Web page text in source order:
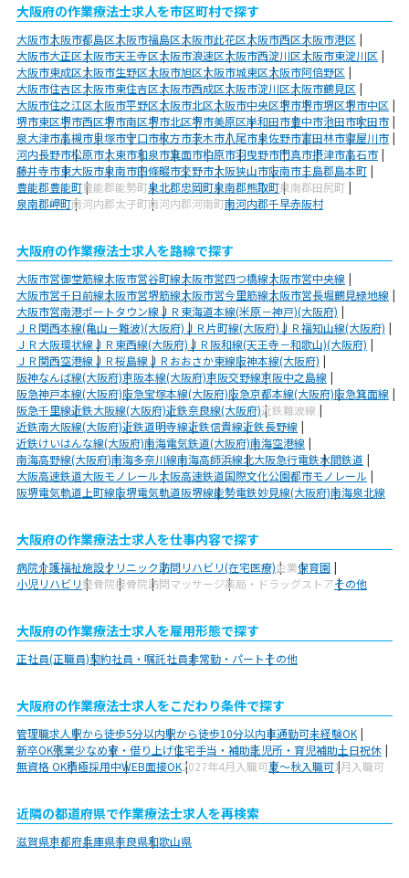
大阪府の作業療法士求人を市区町村で探す
大阪市大阪市都島区大阪市福島区大阪市此花区大阪市西区大阪市港区
大阪市大正区大阪市天王寺区大阪市浪速区大阪市西淀川区大阪市東淀川区
大阪市東成区大阪市生野区大阪市旭区大阪市城東区大阪市阿倍野区
大阪市住吉区大阪市東住吉区大阪市西成区大阪市淀川区大阪市鶴見区
大阪市住之江区大阪市平野区大阪市北区大阪市中央区堺市堺市堺区堺市中区
堺市東区堺市西区堺市南区堺市北区堺市美原区岸和田市豊中市池田市吹田市
泉大津市高槻市貝塚市守口市枚方市茨木市八尾市泉佐野市富田林市寝屋川市
河内長野市松原市大東市和泉市箕面市柏原市羽曳野市門真市摂津市高石市
藤井寺市東大阪市泉南市四條畷市交野市大阪狭山市阪南市三島郡島本町
豊能郡豊能町豊能郡能勢町泉北郡忠岡町泉南郡熊取町泉南郡田尻町
泉南郡岬町南河内郡太子町南河内郡河南町南河内郡千早赤阪村
大阪府の作業療法士求人を路線で探す
大阪市営御堂筋線大阪市営谷町線大阪市営四つ橋線大阪市営中央線
大阪市営千日前線大阪市営堺筋線大阪市営今里筋線大阪市営長堀鶴見緑地線
大阪市営南港ポートタウン線ＪＲ東海道本線(米原－神戸)(大阪府)
ＪＲ関西本線(亀山－難波)(大阪府)ＪＲ片町線(大阪府)ＪＲ福知山線(大阪府)
ＪＲ大阪環状線ＪＲ東西線(大阪府)ＪＲ阪和線(天王寺－和歌山)(大阪府)
ＪＲ関西空港線ＪＲ桜島線ＪＲおおさか東線阪神本線(大阪府)
阪神なんば線(大阪府)京阪本線(大阪府)京阪交野線京阪中之島線
阪急神戸本線(大阪府)阪急宝塚本線(大阪府)阪急京都本線(大阪府)阪急箕面線
阪急千里線近鉄大阪線(大阪府)近鉄奈良線(大阪府)近鉄難波線
近鉄南大阪線(大阪府)近鉄道明寺線近鉄信貴線近鉄長野線
近鉄けいはんな線(大阪府)南海電気鉄道(大阪府)南海空港線
南海高野線(大阪府)南海多奈川線南海高師浜線北大阪急行電鉄水間鉄道
大阪高速鉄道大阪モノレール大阪高速鉄道国際文化公園都市モノレール
阪堺電気軌道上町線阪堺電気軌道阪堺線能勢電鉄妙見線(大阪府)南海泉北線
大阪府の作業療法士求人を仕事内容で探す
病院介護福祉施設クリニック訪問リハビリ(在宅医療)企業保育園
小児リハビリ整骨院接骨院訪問マッサージ薬局・ドラッグストアその他
大阪府の作業療法士求人を雇用形態で探す
正社員(正職員)契約社員・嘱託社員非常勤・パートその他
大阪府の作業療法士求人をこだわり条件で探す
管理職求人駅から徒歩5分以内駅から徒歩10分以内車通勤可未経験OK
新卒OK残業少なめ寮・借り上げ住宅手当・補助託児所・育児補助土日祝休
無資格 OK積極採用中WEB面接OK2027年4月入職可夏～秋入職可1月入職可
近隣の都道府県で作業療法士求人を再検索
滋賀県京都府兵庫県奈良県和歌山県